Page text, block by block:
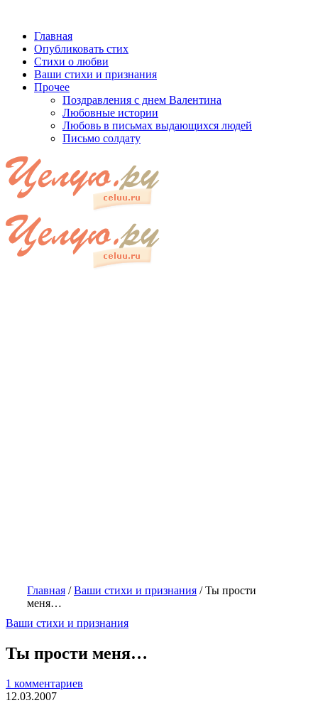
Главная
Опубликовать стих
Стихи о любви
Ваши стихи и признания
Прочее
Поздравления с днем Валентина
Любовные истории
Любовь в письмах выдающихся людей
Письмо солдату
Главная /Ваши стихи и признания /Ты прости
меня…
Ваши стихи и признания
Ты прости меня…
1 комментариев
12.03.2007